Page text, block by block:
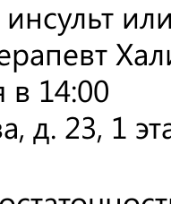
в 14:00
д. 23, 1